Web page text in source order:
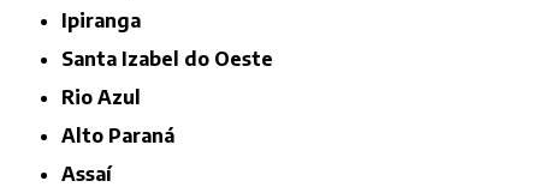
Ipiranga
Santa Izabel do Oeste
Rio Azul
Alto Paraná
Assaí